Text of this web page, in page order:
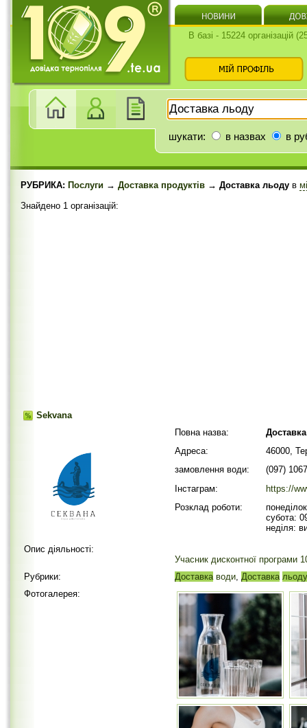
В базі - 15224 організацій
шукати: в назвах в
РУБРИКА: Послуги → Доставка продуктів → Доставка льоду в
Знайдено 1 організацій:
Sekvana
Повна назва:
Адреса:
46000,
замовлення води:
(097)
Інстаграм:
https://
Розклад роботи:
субота:
неділя:
Опис діяльності:
Учасник дисконтної програми
Рубрики:
Доставкаводи, Доставка льоду
Фотогалерея: